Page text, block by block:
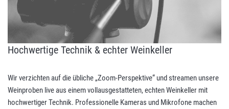
Hochwertige Technik & echter Weinkeller
Wir verzichten auf die übliche „Zoom-Perspektive“ und streamen unsere
Weinproben live aus einem vollausgestatteten, echten Weinkeller mit
hochwertiger Technik. Professionelle Kameras und Mikrofone machen